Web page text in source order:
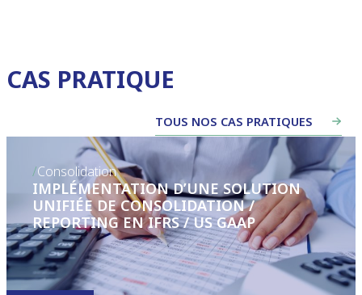
CAS PRATIQUE
TOUS NOS CAS PRATIQUES
/Consolidation
IMPLÉMENTATION D’UNE SOLUTION
UNIFIÉE DE CONSOLIDATION /
REPORTING EN IFRS / US GAAP